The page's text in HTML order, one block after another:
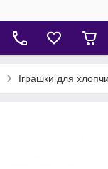
Іграшки для